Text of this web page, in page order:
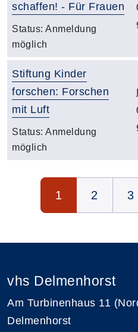
schaffen! - Für Frauen
Status: Anmeldung
möglich
Stiftung Kinder
forschen: Forschen
mit Luft
Status: Anmeldung
möglich
Seite 1 von 4
1 2 3
vhs Delmenhorst
Am Turbinenhaus 11
Delmenhorst